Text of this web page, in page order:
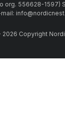
org. 556628-1597)
mail:
Copyright